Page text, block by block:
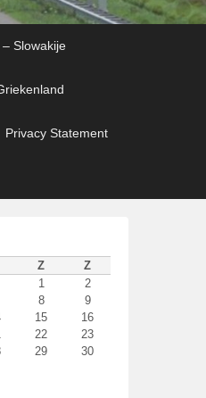
– Slowakije
Privacy Statement
Z
Z
1
2
8
9
15
16
22
23
29
30